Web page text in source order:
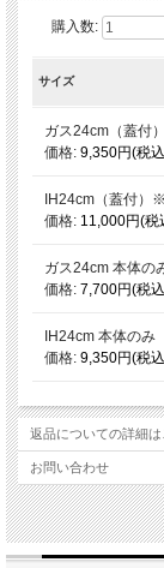
購入数:
サイズ
ガス24cm（蓋付
価格: 9,350円(税
IH24cm（蓋付）
価格: 11,000円(税
ガス24cm 本体の
価格: 7,700円(税
IH24cm 本体のみ
価格: 9,350円(税
返品についての詳細は
お問い合わせ